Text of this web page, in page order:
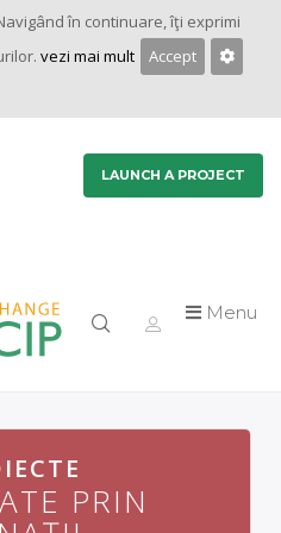
în continuare, îţi exprimi
vezi mai mult Accept
LAUNCH A PROJECT
Menu
PRIN
PRIN